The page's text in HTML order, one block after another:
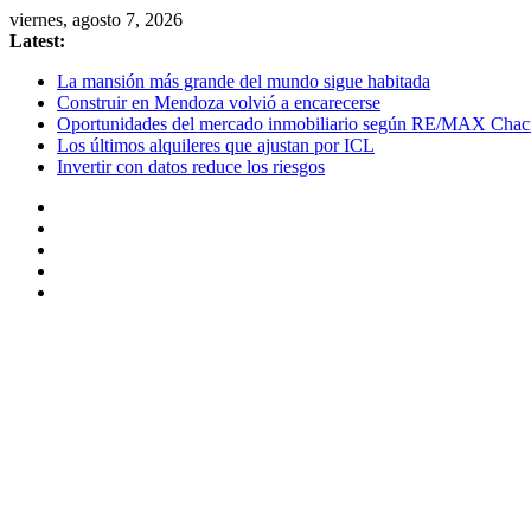
Skip
to
viernes, agosto 7, 2026
Latest:
La mansión más grande del mundo sigue habitada
Construir en Mendoza volvió a encarecerse
Oportunidades del mercado inmobiliario según RE/MAX
Los últimos alquileres que ajustan por ICL
Invertir con datos reduce los riesgos